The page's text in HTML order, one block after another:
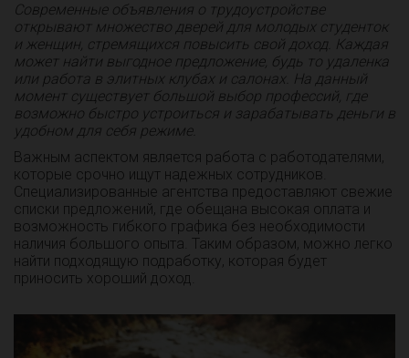
Современные объявления о трудоустройстве
открывают множество дверей для молодых студенток
и женщин, стремящихся повысить свой доход. Каждая
может найти выгодное предложение, будь то удаленка
или работа в элитных клубах и салонах. На данный
момент существует большой выбор профессий, где
возможно быстро устроиться и зарабатывать деньги в
удобном для себя режиме.
Важным аспектом является работа с работодателями,
которые срочно ищут надежных сотрудников.
Специализированные агентства предоставляют свежие
списки предложений, где обещана высокая оплата и
возможность гибкого графика без необходимости
наличия большого опыта. Таким образом, можно легко
найти подходящую подработку, которая будет
приносить хороший доход.